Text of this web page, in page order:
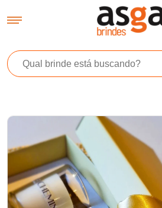
Asga Brindes - Brindes Promocionais